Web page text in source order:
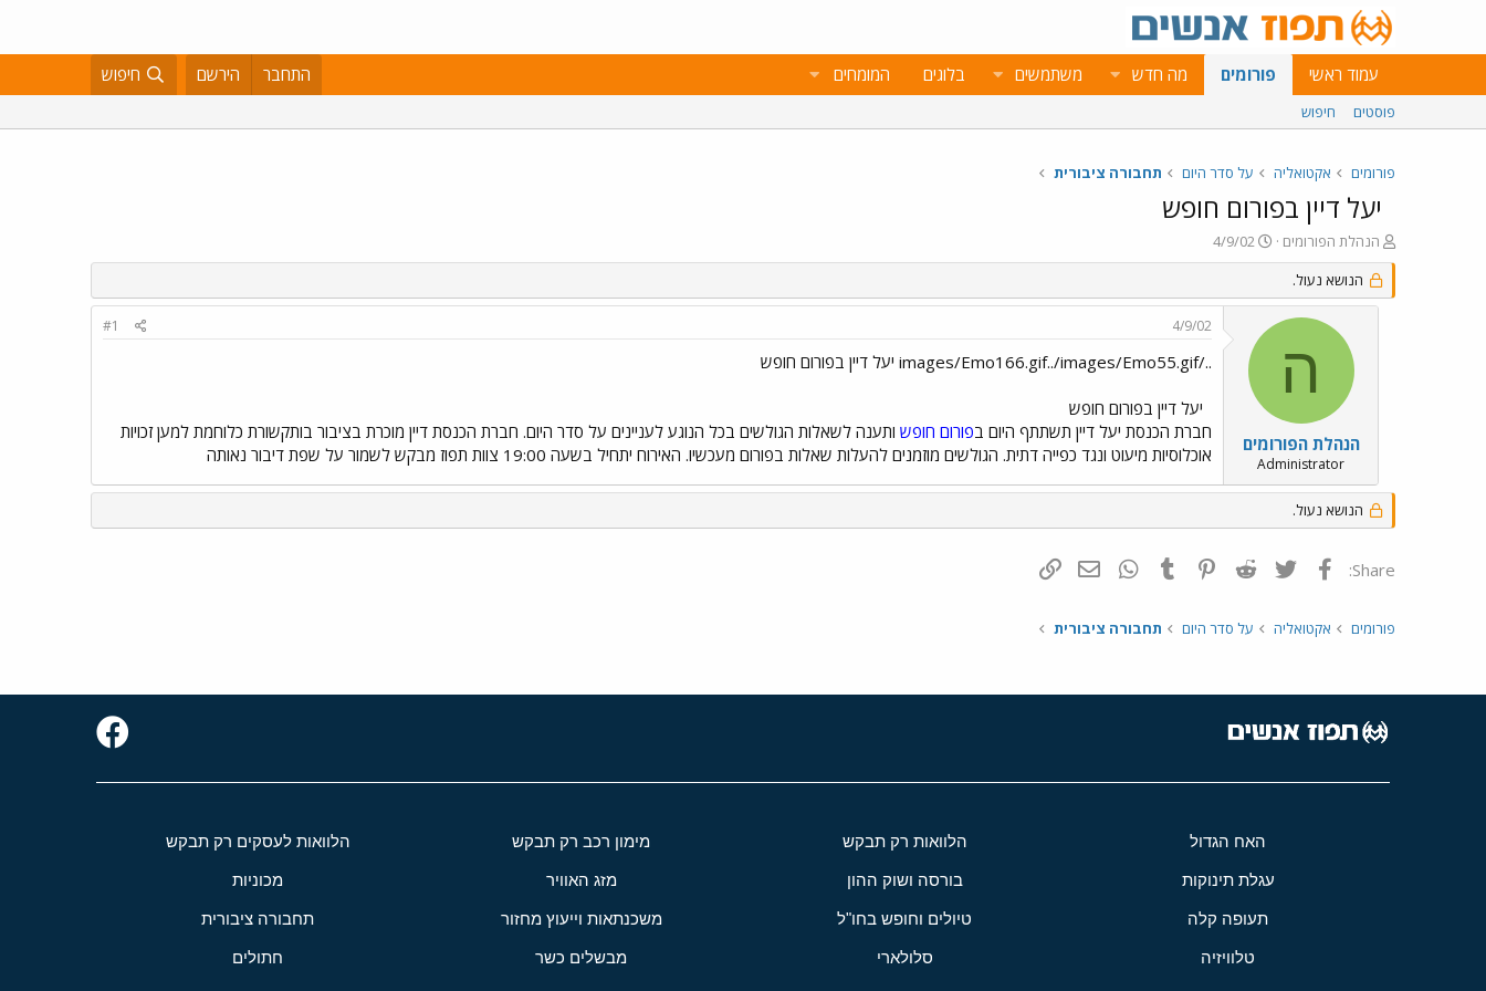
עמוד ראשי פורומים מה חדש משתמשים בלוגים המומחים התחבר הירשם חיפוש
פוסטים חיפוש
פורומים אקטואליה על סדר היום תחבורה ציבורית
יעל דיין בפורום חופש
פ
ו
ת
ח
הנהלת הפורומים
פ
ו
ס
ב
ת
א
ר
ך
4/9/02
הנושא נעול.
ה
הנהלת הפורומים
Administrator
4/9/02
#1
../images/Emo166.gif../images/Emo55.gif יעל דיין בפורום חופש
יעל דיין בפורום חופש
חברת הכנסת יעל דיין תשתתף היום בפורום חופש ותענה לשאלות הגולשים בכל הנוגע לעניינים על סדר היום. חברת הכנסת דיין מוכרת בציבור בותקשורת כלוחמת למען זכויות
אוכלוסיות מיעוט ונגד כפייה דתית. הגולשים מוזמנים להעלות שאלות בפורום מעכשיו. האירוח יתחיל בשעה 19:00 צוות תפוז מבקש לשמור על שפת דיבור נאותה
הנושא נעול.
Share: פייסבוק Twitter
Reddit
Pinterest
Tumblr
WhatsAppדואר אלקטרוני
פורומים אקטואליה על סדר היום תחבורה ציבורית
האח הגדול הלוואות רק תבקש מימון רכב רק תבקש הלוואות לעסקים רק תבקש
עגלת תינוקות בורסה ושוק ההון מזג האוויר מכוניות
תעופה קלה טיולים וחופש בחו"ל משכנתאות וייעוץ מחזור תחבורה ציבורית
טלוויזיה סלולארי מבשלים כשר חתולים